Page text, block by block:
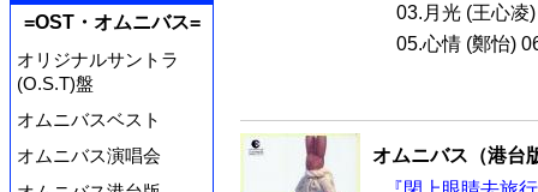
=OST・オムニバス=
オリジナルサントラ
(O.S.T)盤
オムニバスベスト
オムニバス演唱会
03.月光 (王心凌
05.心情 (鄭怡)
オムニバス（港台